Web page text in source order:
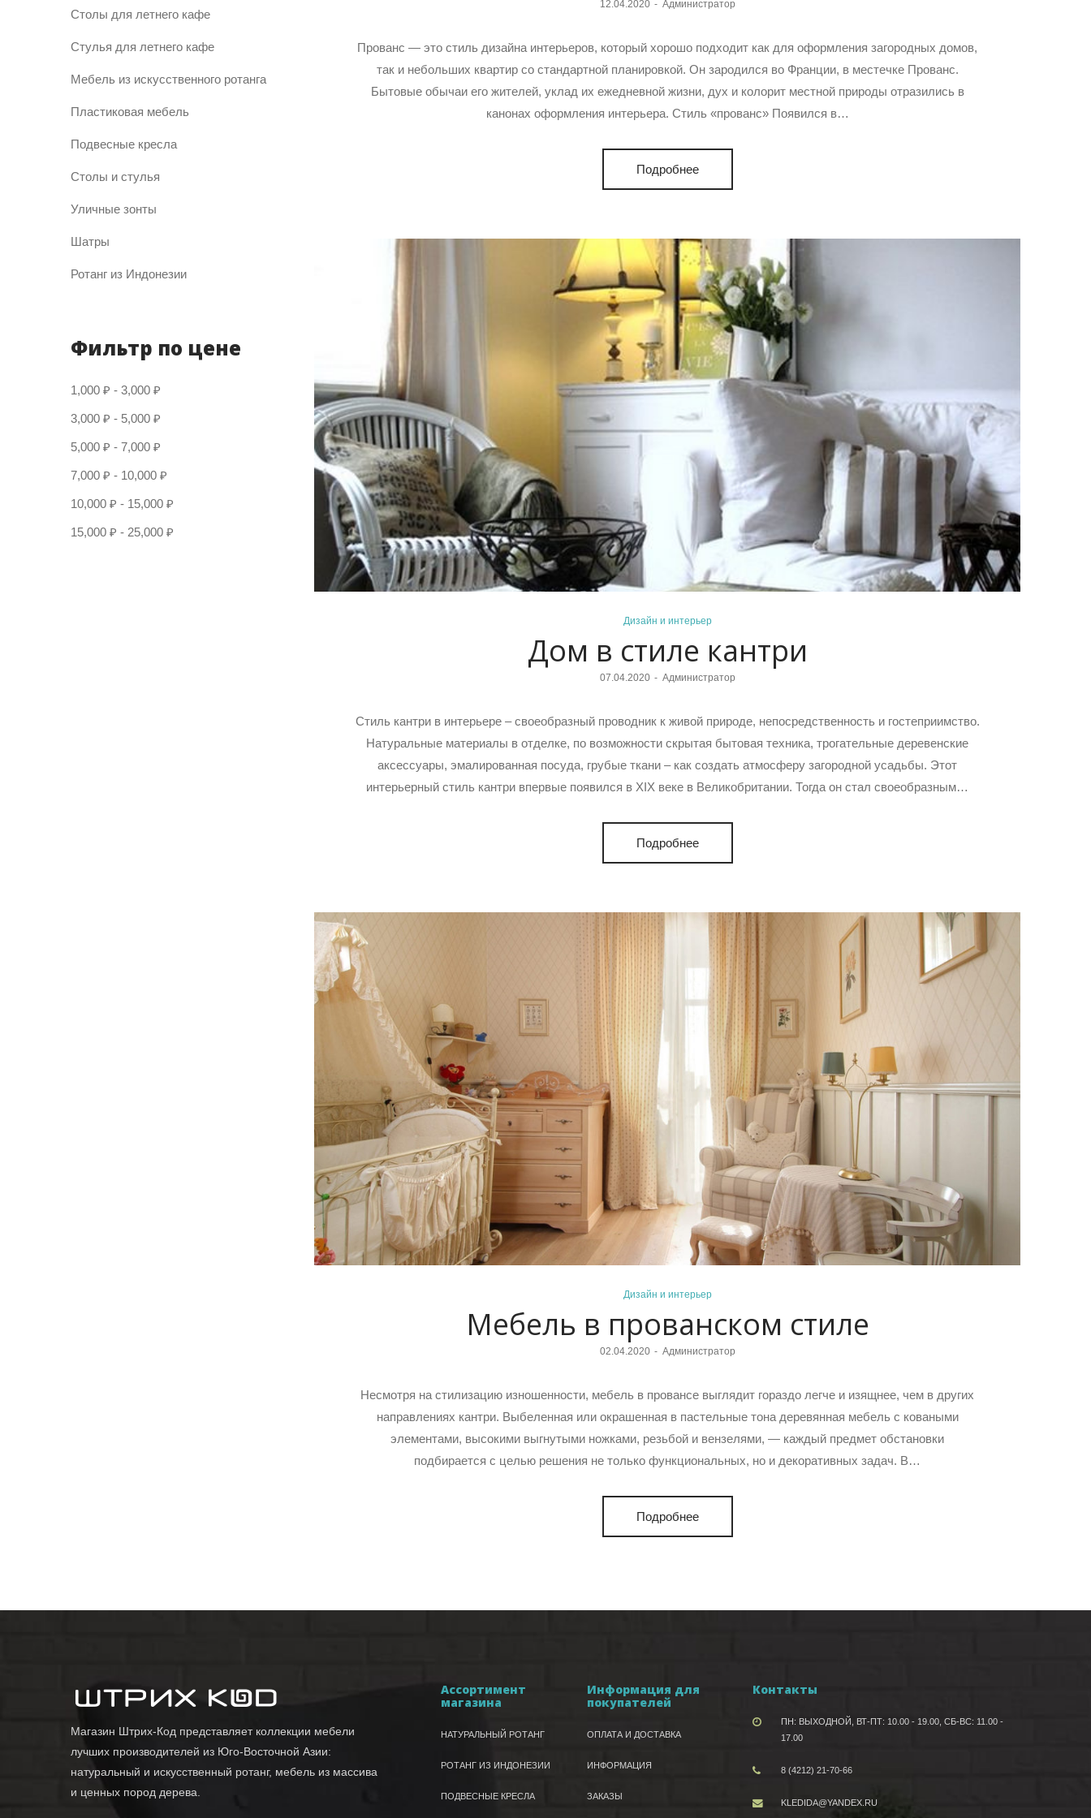
Posted
12.04.2020 Администратор
Прованс — это стиль дизайна интерьеров, который хорошо подходит как для оформления загородных домов,
так и небольших квартир со стандартной планировкой. Он зародился во Франции, в местечке Прованс.
Бытовые обычаи его жителей, уклад их ежедневной жизни, дух и колорит местной природы отразились в
канонах оформления интерьера. Стиль «прованс» Появился в…
Подробнее
Posted
Дизайн и интерьер
Дом в стиле кантри
Posted
07.04.2020 Администратор
Стиль кантри в интерьере – своеобразный проводник к живой природе, непосредственность и гостеприимство.
Натуральные материалы в отделке, по возможности скрытая бытовая техника, трогательные деревенские
аксессуары, эмалированная посуда, грубые ткани – как создать атмосферу загородной усадьбы. Этот
интерьерный стиль кантри впервые появился в XIX веке в Великобритании. Тогда он стал своеобразным…
Подробнее
Posted
Дизайн и интерьер
Мебель в прованском стиле
Posted
02.04.2020 Администратор
Несмотря на стилизацию изношенности, мебель в провансе выглядит гораздо легче и изящнее, чем в других
направлениях кантри. Выбеленная или окрашенная в пастельные тона деревянная мебель с коваными
элементами, высокими выгнутыми ножками, резьбой и вензелями, — каждый предмет обстановки
подбирается с целью решения не только функциональных, но и декоративных задач. В…
Подробнее
Столы для летнего кафе
Стулья для летнего кафе
Мебель из искусственного ротанга
Пластиковая мебель
Подвесные кресла
Столы и стулья
Уличные зонты
Шатры
Ротанг из Индонезии
Фильтр по цене
1,000 ₽ - 3,000 ₽
3,000 ₽ - 5,000 ₽
5,000 ₽ - 7,000 ₽
7,000 ₽ - 10,000 ₽
10,000 ₽ - 15,000 ₽
15,000 ₽ - 25,000 ₽
Магазин Штрих-Код представляет коллекции мебели
лучших производителей из Юго-Восточной Азии:
натуральный и искусственный ротанг, мебель из массива
и ценных пород дерева.
Ассортимент
магазина
НАТУРАЛЬНЫЙ РОТАНГ
РОТАНГ ИЗ ИНДОНЕЗИИ
ПОДВЕСНЫЕ КРЕСЛА
Информация для
покупателей
ОПЛАТА И ДОСТАВКА
ИНФОРМАЦИЯ
ЗАКАЗЫ
Контакты
ПН: ВЫХОДНОЙ, ВТ-ПТ: 10.00 - 19.00, СБ-ВС: 11.00 -
17.00
8 (4212) 21-70-66
KLEDIDA@YANDEX.RU